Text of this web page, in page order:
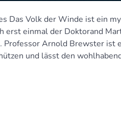
Das Volk der Winde ist ein
erst einmal der Doktorand
Professor Arnold Brewster ist
und lässt den